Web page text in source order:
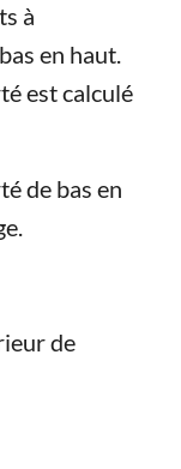
à
en haut.
est calculé
de bas en
de